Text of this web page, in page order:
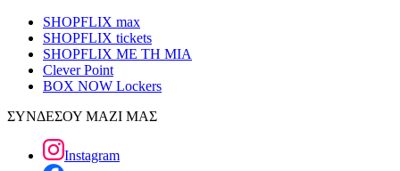
SHOPFLIX max
SHOPFLIX tickets
SHOPFLIX ΜΕ ΤΗ ΜΙΑ
Clever Point
BOX NOW Lockers
ΣΥΝΔΕΣΟΥ ΜΑΖΙ ΜΑΣ
Instagram